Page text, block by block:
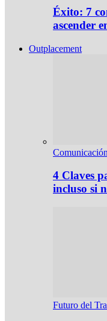
Éxito: 7
ascender
Outplacement
Comunicación
4 Claves
incluso si
Futuro del